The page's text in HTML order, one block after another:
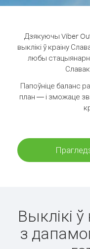
Дзякуючы Viber
выклікі ў краіну
любы
Папоўніце баланс
план — і зможаце
Выклікі
з